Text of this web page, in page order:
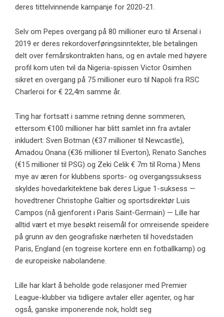
deres tittelvinnende kampanje for 2020-21.
Selv om Pepes overgang på 80 millioner euro til Arsenal i
2019 er deres rekordoverføringsinntekter, ble betalingen
delt over femårskontrakten hans, og en avtale med høyere
profil kom uten tvil da Nigeria-spissen Victor Osimhen
sikret en overgang på 75 millioner euro til Napoli fra RSC
Charleroi for € 22,4m samme år.
Ting har fortsatt i samme retning denne sommeren,
ettersom €100 millioner har blitt samlet inn fra avtaler
inkludert: Sven Botman (€37 millioner til Newcastle),
Amadou Onana (€36 millioner til Everton), Renato Sanches
(€15 millioner til PSG) og Zeki Celik € 7m til Roma.) Mens
mye av æren for klubbens sports- og overgangssuksess
skyldes hovedarkitektene bak deres Ligue 1-suksess —
hovedtrener Christophe Galtier og sportsdirektør Luis
Campos (nå gjenforent i Paris Saint-Germain) — Lille har
alltid vært et mye besøkt reisemål for omreisende speidere
på grunn av den geografiske nærheten til hovedstaden
Paris, England (en togreise kortere enn en fotballkamp) og
de europeiske nabolandene.
Lille har klart å beholde gode relasjoner med Premier
League-klubber via tidligere avtaler eller agenter, og har
også, ganske imponerende nok, holdt seg